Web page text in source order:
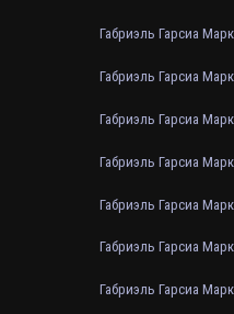
Габриэль Гарсиа
Габриэль Гарсиа
Габриэль Гарсиа
Габриэль Гарсиа
Габриэль Гарсиа
Габриэль Гарсиа
Габриэль Гарсиа